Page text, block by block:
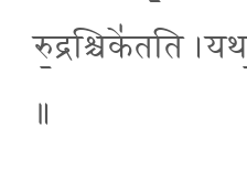
रु॒द्रश्चिके॑तति
॥